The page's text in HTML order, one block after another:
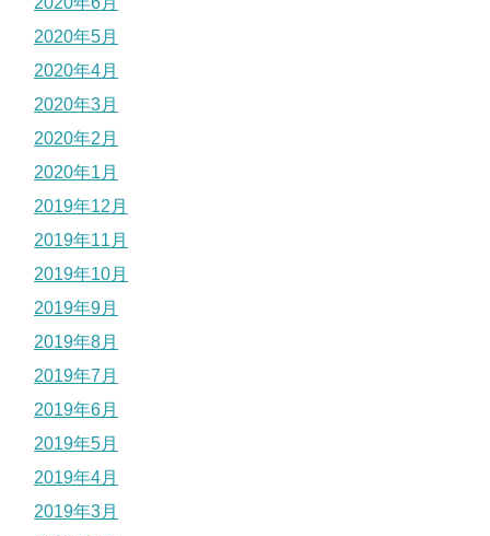
2020年5月
2020年4月
2020年3月
2020年2月
2020年1月
2019年12月
2019年11月
2019年10月
2019年9月
2019年8月
2019年7月
2019年6月
2019年5月
2019年4月
2019年3月